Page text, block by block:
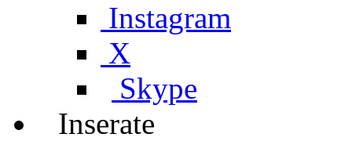
Instagram
X
Skype
Inserate